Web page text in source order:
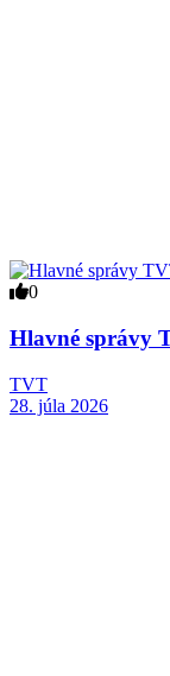
0
Hlavné správy
TVT
28. júla 2026